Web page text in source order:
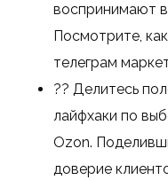
воспринимают
Посмотрите,
телеграм
?? Делитесь
лайфхаки по
Ozon.
доверие